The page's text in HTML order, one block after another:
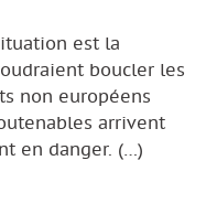
est la
boucler les
non européens
arrivent
en danger. (…)